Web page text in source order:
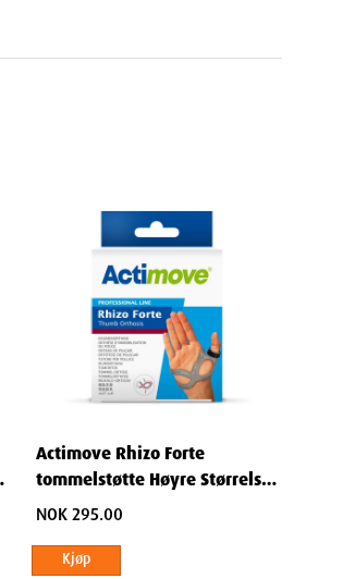
Actimove Rhizo Forte
tommelstøtte Høyre Størrelse
Large 1 stk
NOK 295.00
Kjøp